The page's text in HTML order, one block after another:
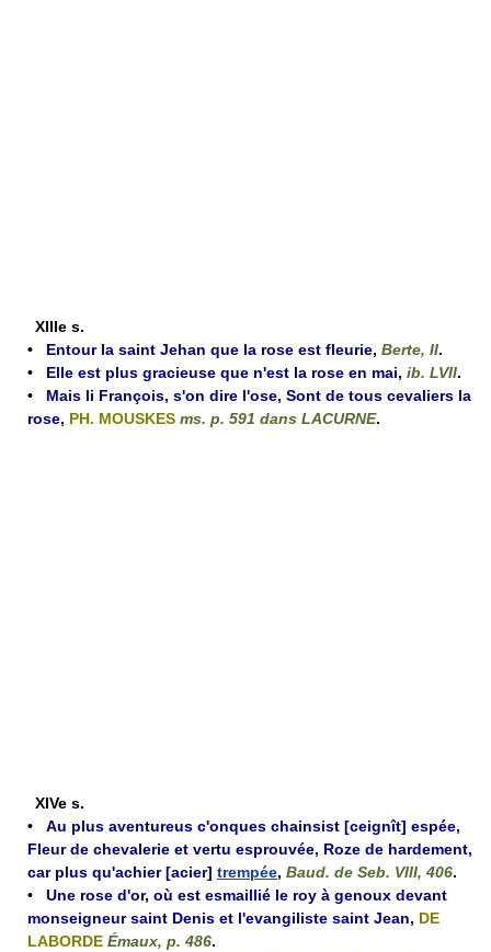
XIIIe s.
• Entour la saint Jehan que la rose est fleurie, Berte, II.
• Elle est plus gracieuse que n'est la rose en mai, ib. LVII.
• Mais li François, s'on dire l'ose, Sont de tous cevaliers la
rose, PH. MOUSKES ms. p. 591 dans LACURNE.
XIVe s.
• Au plus aventureus c'onques chainsist [ceignît] espée,
Fleur de chevalerie et vertu esprouvée, Roze de hardement,
car plus qu'achier [acier] trempée, Baud. de Seb. VIII, 406.
• Une rose d'or, où est esmaillié le roy à genoux devant
monseigneur saint Denis et l'evangiliste saint Jean, DE
LABORDE Émaux, p. 486.